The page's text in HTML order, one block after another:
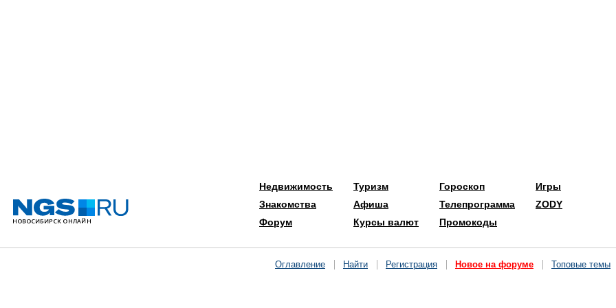
Недвижимость
Знакомства
Форум
Туризм
Афиша
Курсы валют
Гороскоп
Телепрограмма
Промокоды
Игры
ZODY
Оглавление Найти Регистрация Новое на форуме Топовые темы